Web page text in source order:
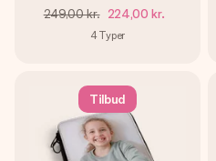
249,00 kr. 224,00 kr.
4Typer
Tilbud